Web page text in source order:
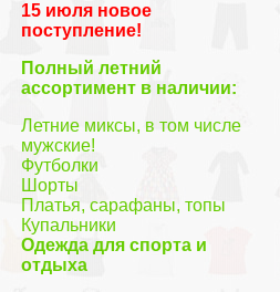
15 июля новое
поступление!
Полный летний
ассортимент в наличии:
Летние миксы, в том числе
мужские!
Футболки
Шорты
Платья, сарафаны, топы
Купальники
Одежда для спорта и
отдыха